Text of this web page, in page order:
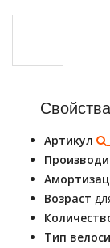
Свойства
Артикул
Возраст
Тип